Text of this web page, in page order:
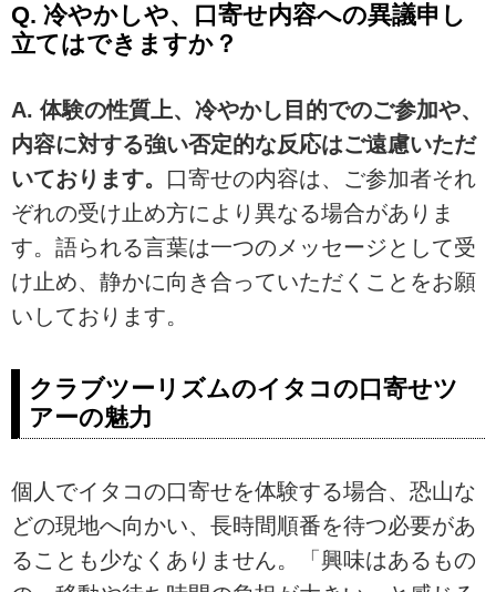
Q. 冷やかしや、口寄せ内容への異議申し
立てはできますか？
A. 体験の性質上、冷やかし目的でのご参加や、
内容に対する強い否定的な反応はご遠慮いただ
いております。 口寄せの内容は、ご参加者それ
ぞれの受け止め方により異なる場合がありま
す。語られる言葉は一つのメッセージとして受
け止め、静かに向き合っていただくことをお願
いしております。
クラブツーリズムのイタコの口寄せツ
アーの魅力
個人でイタコの口寄せを体験する場合、恐山な
どの現地へ向かい、長時間順番を待つ必要があ
ることも少なくありません。「興味はあるもの